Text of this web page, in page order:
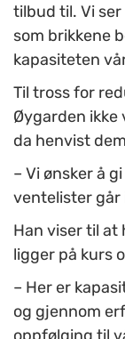
tilbud til. Vi
som brikkene
kapasiteten
Til tross for
Øygarden ikke
da henvist
– Vi ønsker å
ventelister går
Han viser til at
ligger på kurs
– Her er
og gjennom